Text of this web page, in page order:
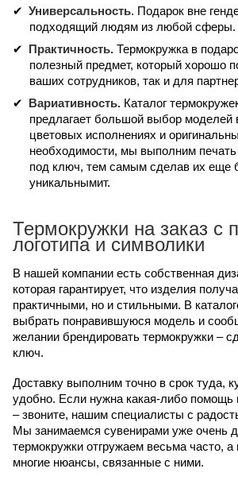
Универсальность. Подарок вне
подходящий людям из любой сферы.
Практичность. Термокружка в
полезный предмет, который хорошо
ваших сотрудников, так и для
Вариативность. Каталог
предлагает большой выбор моделей
цветовых исполнениях и
необходимости, мы выполним печать
под ключ, тем самым сделав их еще
уникальнымит.
Термокружки на заказ с
логотипа и символики
В нашей компании есть собственная
которая гарантирует, что изделия
практичными, но и стильными. В
выбрать понравившуюся модель и
желании брендировать термокружки –
ключ.
Доставку выполним точно в срок туда,
удобно. Если нужна какая-либо помощь
– звоните, нашим специалисты с
Мы занимаемся сувенирами уже очень
термокружки отгружаем весьма часто, а
многие нюансы, связанные с ними.